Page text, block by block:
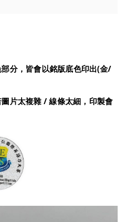
分，皆會以銘版底色印出(金/
片太複雜 / 線條太細，印製會